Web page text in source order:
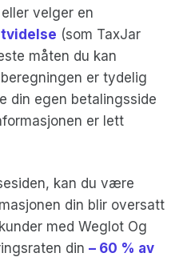
velger en
(som TaxJar
måten du kan
er tydelig
din egen betalingsside
er lett
kan du være
din blir oversatt
med Weglot Og
din – 60 % av